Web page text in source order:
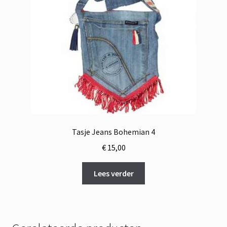
Tasje Jeans Bohemian 4
€15,00
Lees verder